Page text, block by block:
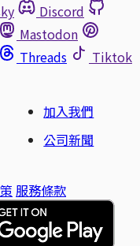
Discord
Mastodon
Threads
Tiktok
加入我們
公司新聞
服務條款